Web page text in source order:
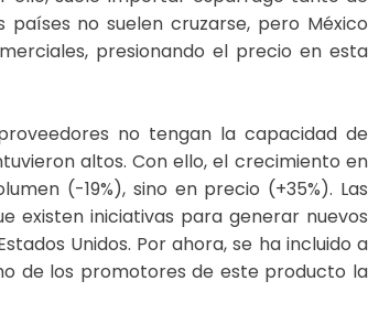
no suelen cruzarse, pero México
presionando el precio en esta
no tengan la capacidad de
altos. Con ello, el crecimiento en
(-19%), sino en precio (+35%). Las
existen iniciativas para generar nuevos
Unidos. Por ahora, se ha incluido a
de los promotores de este producto la